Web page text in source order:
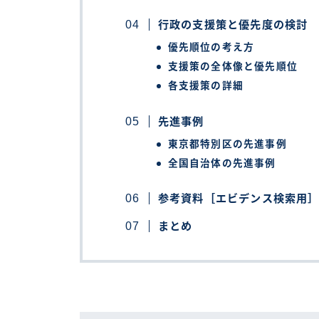
行政の支援策と優先度の検討
優先順位の考え方
支援策の全体像と優先順位
各支援策の詳細
先進事例
東京都特別区の先進事例
全国自治体の先進事例
参考資料［エビデンス検索用］
まとめ